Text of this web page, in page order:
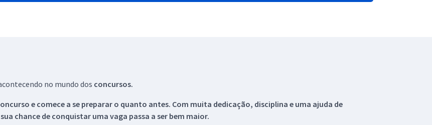
no mundo dos concursos.
e comece a se preparar o quanto antes. Com muita dedicação, disciplina e uma ajuda de
chance de conquistar uma vaga passa a ser bem maior.